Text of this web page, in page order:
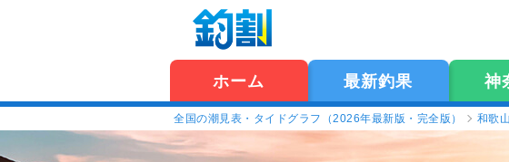
ホーム 最新釣果 神
全国の潮見表・タイドグラフ（2026年最新版・完全版） 和歌